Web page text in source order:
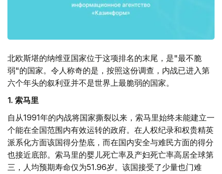
北欧斯堪的纳维亚国家位于这项排名的末尾，是"最不脆
弱"的国家。令人称奇的是，按照这份调查，内战已进入第
六个年头的叙利亚并不是世界上最脆弱的国家。
1. 索马里
自从1991年的内战将国家撕裂以来，索马里始终未能建立一
个能在全国范围内有效运转的政府。在人权纪录和权贵精英
派系化方面该国得分垫底，而在国内安全与难民方面的得分
也接近底部。索马里的婴儿死亡率及产妇死亡率高居全球第
三，人均预期寿命仅为51.96岁。该国接受了少量也门难